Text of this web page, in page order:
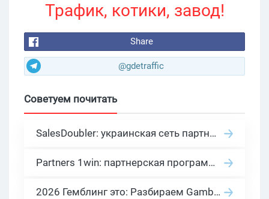
Трафик, котики, завод!
Share
@gdetraffic
Советуем почитать
SalesDoubler: украинская сеть партнерских программ с оплатой за действие
Partners 1win: партнерская программа казино в нише гемблинг арбитраж
2026 Гемблинг это: Разбираем Gambling вертикаль, и все что связано с гемблинг и беттинг офферами